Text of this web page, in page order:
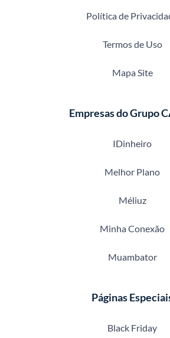
Política de
Termos de Uso
Mapa Site
Empresas do Grupo
IDinheiro
Melhor Plano
Méliuz
Minha Conexão
Muambator
Páginas
Black Friday